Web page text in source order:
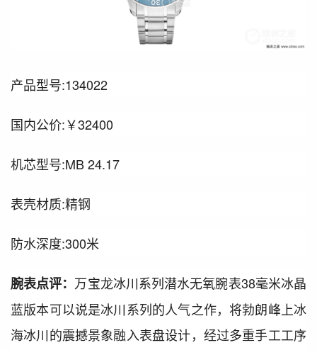
产品型号:134022
国内公价:￥32400
机芯型号:MB 24.17
表壳材质:精钢
防水深度:300米
腕表点评：万宝龙冰川系列潜水无氧腕表38毫米冰晶
蓝版本可以说是冰川系列的人气之作，将勃朗峰上冰
海冰川的震撼景象融入表盘设计，经过多重手工工序